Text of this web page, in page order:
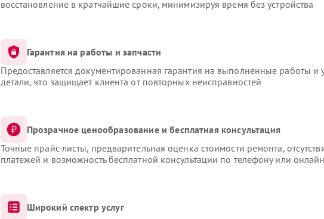
восстановление в кратчайшие сроки, минимизируя время без устройства
Гарантия на работы и запчасти
Предоставляется документированная гарантия на выполненные работы и
детали, что защищает клиента от повторных неисправностей
Прозрачное ценообразование и бесплатная консультация
Точные прайс-листы, предварительная оценка стоимости ремонта,
платежей и возможность бесплатной консультации по телефону или
Широкий спектр услуг